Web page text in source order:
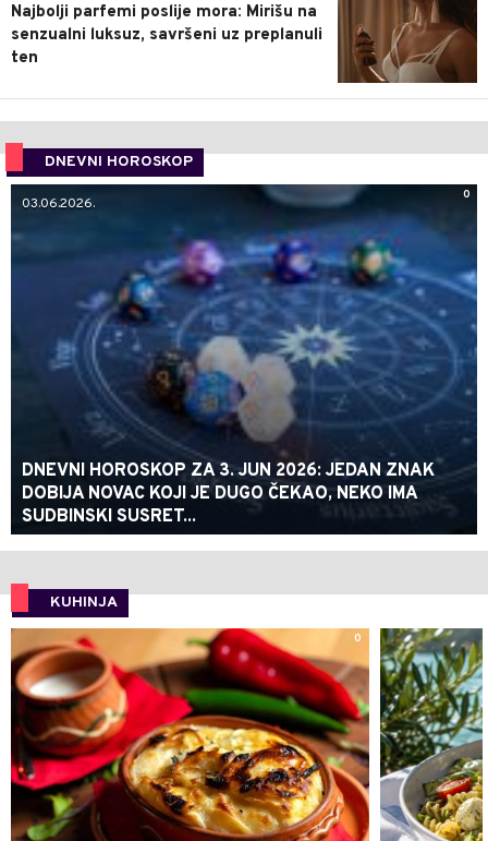
Najbolji parfemi poslije mora: Mirišu na
senzualni luksuz, savršeni uz preplanuli
ten
DNEVNI HOROSKOP
0
03.06.2026.
DNEVNI HOROSKOP ZA 3. JUN 2026: JEDAN ZNAK
DOBIJA NOVAC KOJI JE DUGO ČEKAO, NEKO IMA
SUDBINSKI SUSRET...
KUHINJA
0